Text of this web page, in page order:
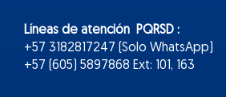
Líneas de atención PQRSD :
+57 3182817247 (Solo WhatsApp)
+57 (605) 5897868 Ext: 101, 163